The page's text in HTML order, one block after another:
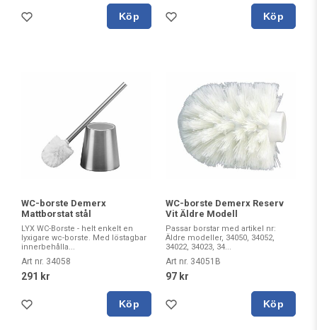
Köp Köp
WC-borste Demerx
Mattborstat stål
LYX WC-Borste - helt enkelt en
lyxigare wc-borste. Med löstagbar
innerbehålla...
Art nr. 34058
291 kr
Köp
WC-borste Demerx Reserv
Vit Äldre Modell
Passar borstar med artikel nr:
Äldre modeller, 34050, 34052,
34022, 34023, 34...
Art nr. 34051B
97 kr
Köp